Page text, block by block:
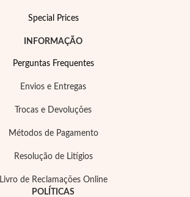
Joias de Festa
Special Prices
INFORMAÇÃO
Perguntas Frequentes
Envios e Entregas
Trocas e Devoluções
Métodos de Pagamento
Resolução de Litígios
Livro de Reclamações Online
POLÍTICAS